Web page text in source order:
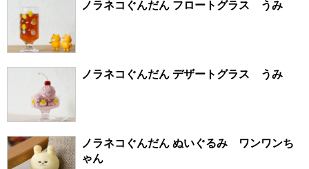
ノラネコぐんだん フロートグラス うみ
ノラネコぐんだん デザートグラス うみ
ノラネコぐんだん ぬいぐるみ ワンワンち
ゃん